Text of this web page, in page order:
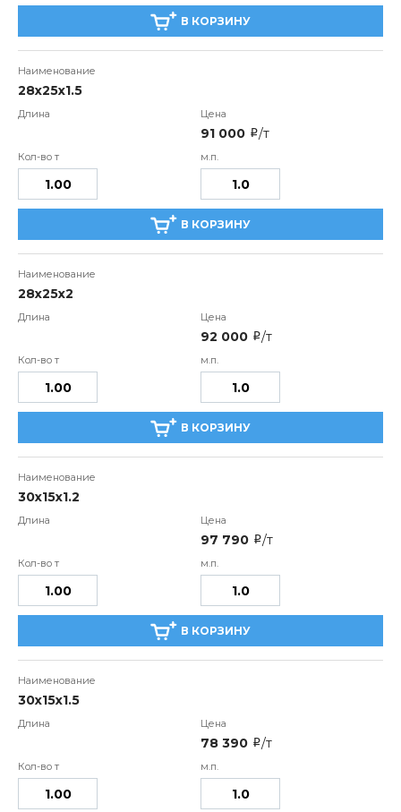
В КОРЗИНУ
28х25х1.5
91 000 i/т
В КОРЗИНУ
28х25х2
92 000 i/т
В КОРЗИНУ
30х15х1.2
97 790 i/т
В КОРЗИНУ
30х15х1.5
78 390 i/т